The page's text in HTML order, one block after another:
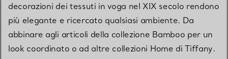
decorazioni dei tessuti in voga nel XIX secolo rendono
più elegante e ricercato qualsiasi ambiente. Da
abbinare agli articoli della collezione Bamboo per un
look coordinato o ad altre collezioni Home di Tiffany.